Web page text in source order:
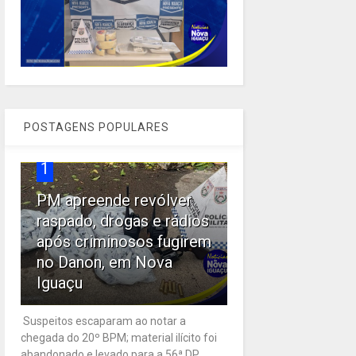
POSTAGENS POPULARES
1
PM apreende revólver
raspado, drogas e rádios
após criminosos fugirem
no Danon, em Nova
Iguaçu
Suspeitos escaparam ao notar a
chegada do 20º BPM; material ilícito foi